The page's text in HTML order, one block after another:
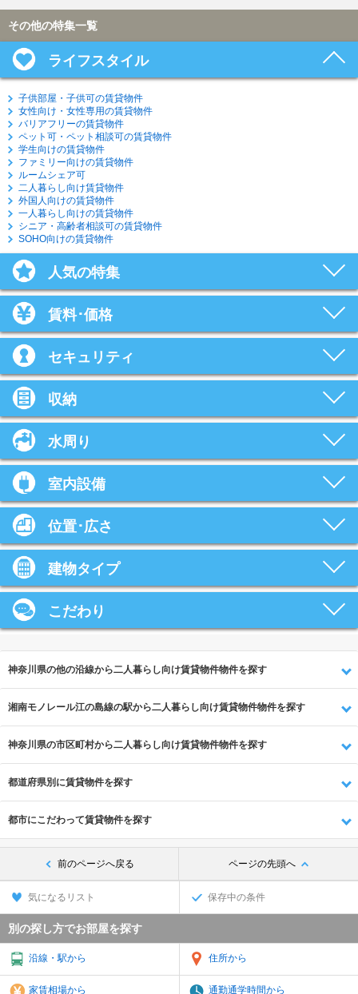
その他の特集一覧
ライフスタイル
子供部屋・子供可の賃貸物件
女性向け・女性専用の賃貸物件
バリアフリーの賃貸物件
ペット可・ペット相談可の賃貸物件
学生向けの賃貸物件
ファミリー向けの賃貸物件
ルームシェア可
二人暮らし向け賃貸物件
外国人向けの賃貸物件
一人暮らし向けの賃貸物件
シニア・高齢者相談可の賃貸物件
SOHO向けの賃貸物件
人気の特集
賃料･価格
セキュリティ
収納
水周り
室内設備
位置･広さ
建物タイプ
こだわり
神奈川県の他の沿線から二人暮らし向け賃貸物件物件を探す
湘南モノレール江の島線の駅から二人暮らし向け賃貸物件物件を探す
神奈川県の市区町村から二人暮らし向け賃貸物件物件を探す
都道府県別に賃貸物件を探す
都市にこだわって賃貸物件を探す
前のページへ戻る ページの先頭へ
気になるリスト 保存中の条件
別の探し方でお部屋を探す
沿線・駅から 住所から
家賃相場から 通勤通学時間から